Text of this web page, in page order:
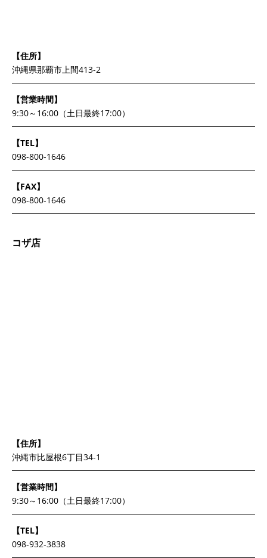
【住所】
沖縄県那覇市上間413-2
【営業時間】
9:30～16:00（土日最終17:00）
【TEL】
098-800-1646
【FAX】
098-800-1646
コザ店
【住所】
沖縄市比屋根6丁目34-1
【営業時間】
9:30～16:00（土日最終17:00）
【TEL】
098-932-3838